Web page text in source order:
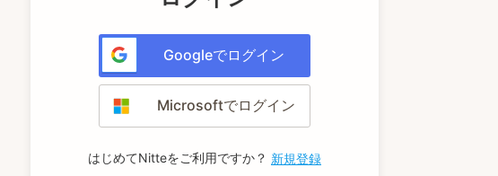
Googleでログイン
Microsoftでログイン
はじめてNitteをご利用ですか？ 新規登録